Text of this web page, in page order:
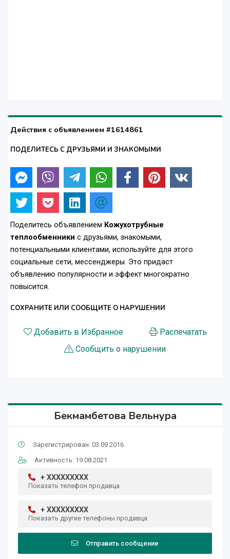
Действия с объявлением #1614861
ПОДЕЛИТЕСЬ С ДРУЗЬЯМИ И ЗНАКОМЫМИ
Поделитесь объявлением Кожухотрубные
теплообменники с друзьями, знакомыми,
потенциальными клиентами, используйте для этого
социальные сети, мессенджеры. Это придаст
объявлению популярности и эффект многократно
повысится.
СОХРАНИТЕ ИЛИ СООБЩИТЕ О НАРУШЕНИИ
Добавить в Избранное
Распечатать
Сообщить о нарушении
Бекмамбетова Вельнура
Зарегистрирован: 03.09.2016
Активность: 19.08.2021
+ XXXXXXXXX
Показать телефон продавца
+ XXXXXXXXX
Показать другие телефоны продавца
Отправить сообщение